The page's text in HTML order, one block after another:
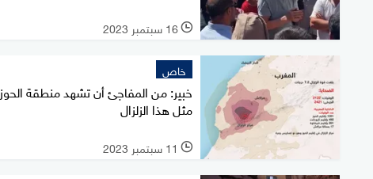
l 16 سبتمبر 2023
خاص
خبير: من المفاجئ أن تشهد منطقة الحوز
مثل هذا الزلزال
l 11 سبتمبر 2023